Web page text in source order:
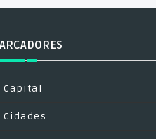
Capital
Cidades